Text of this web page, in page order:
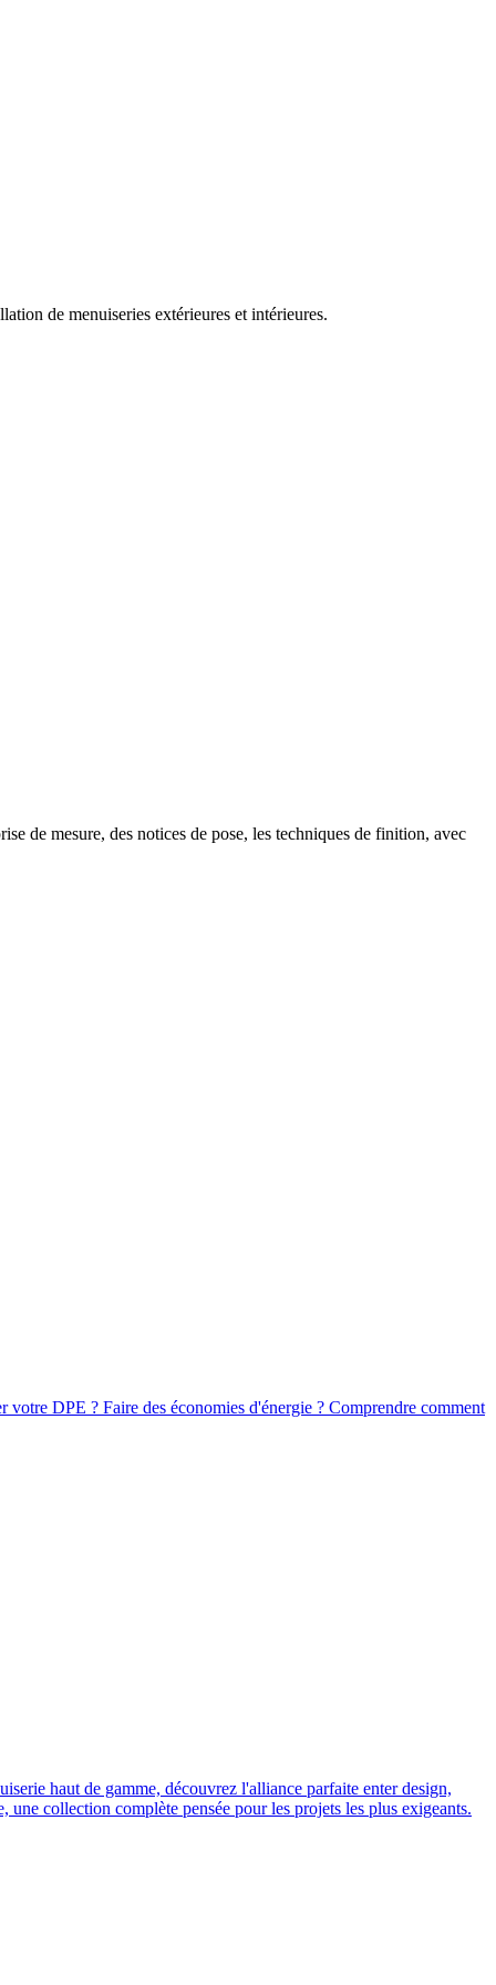
de menuiseries extérieures et intérieures.
de mesure, des notices de pose, les techniques de finition, avec
DPE ? Faire des économies d'énergie ? Comprendre comment
haut de gamme, découvrez l'alliance parfaite enter design,
collection complète pensée pour les projets les plus exigeants.